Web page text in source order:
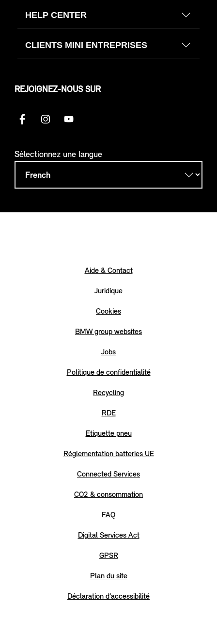
HELP CENTER
CLIENTS MINI ENTREPRISES
REJOIGNEZ-NOUS SUR
Sélectionnez une langue
Aide & Contact
Juridique
Cookies
BMW group websites
Jobs
Politique de confidentialité
Recycling
RDE
Etiquette pneu
Réglementation batteries UE
Connected Services
CO2 & consommation
FAQ
Digital Services Act
GPSR
Plan du site
Déclaration d’accessibilité